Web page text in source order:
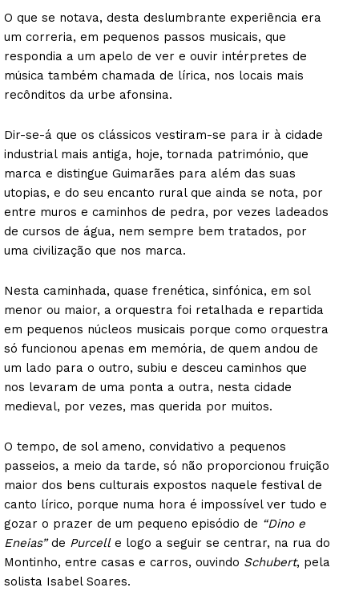
O que se notava, desta deslumbrante experiência era
um correria, em pequenos passos musicais, que
respondia a um apelo de ver e ouvir intérpretes de
música também chamada de lírica, nos locais mais
recônditos da urbe afonsina.
Dir-se-á que os clássicos vestiram-se para ir à cidade
industrial mais antiga, hoje, tornada património, que
marca e distingue Guimarães para além das suas
utopias, e do seu encanto rural que ainda se nota, por
entre muros e caminhos de pedra, por vezes ladeados
de cursos de água, nem sempre bem tratados, por
uma civilização que nos marca.
Nesta caminhada, quase frenética, sinfónica, em sol
menor ou maior, a orquestra foi retalhada e repartida
em pequenos núcleos musicais porque como orquestra
só funcionou apenas em memória, de quem andou de
um lado para o outro, subiu e desceu caminhos que
nos levaram de uma ponta a outra, nesta cidade
medieval, por vezes, mas querida por muitos.
O tempo, de sol ameno, convidativo a pequenos
passeios, a meio da tarde, só não proporcionou fruição
maior dos bens culturais expostos naquele festival de
canto lírico, porque numa hora é impossível ver tudo e
gozar o prazer de um pequeno episódio de “Dino e
Eneias”de Purcelle logo a seguir se centrar, na rua do
Montinho, entre casas e carros, ouvindo Schubert, pela
solista Isabel Soares.